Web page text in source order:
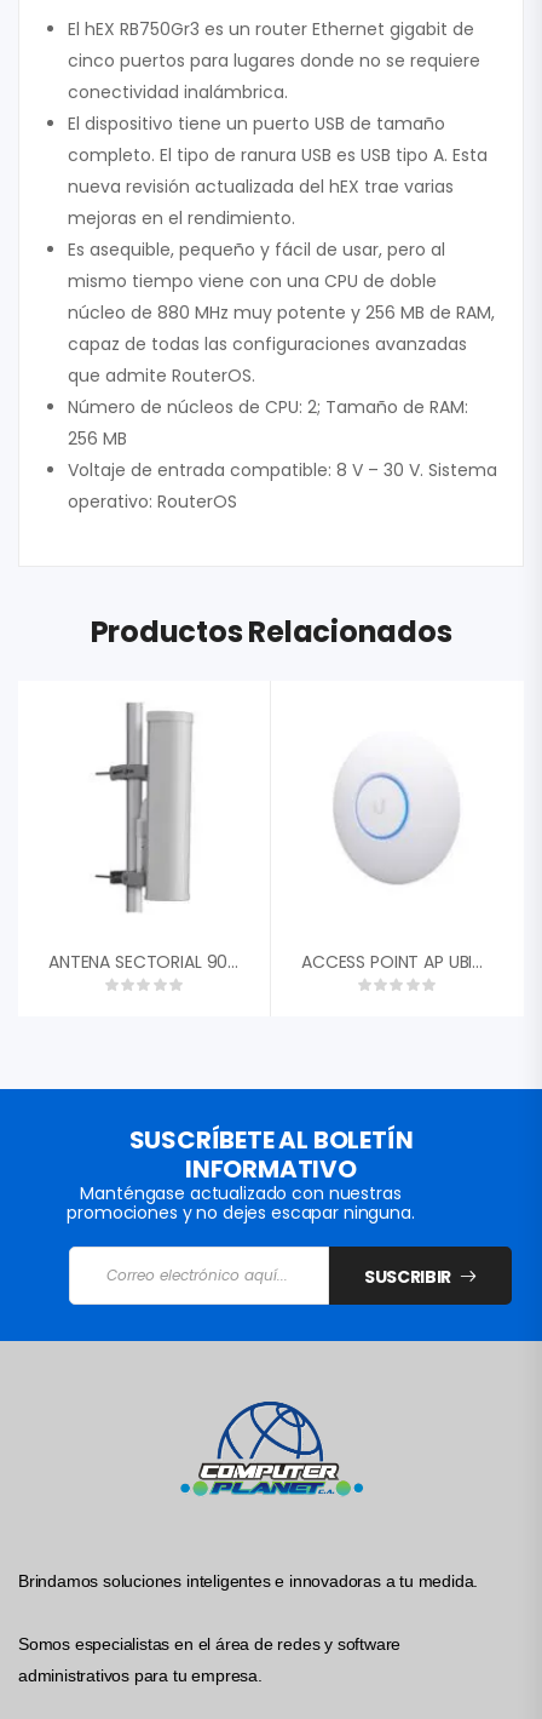
El hEX RB750Gr3 es un router Ethernet gigabit de
cinco puertos para lugares donde no se requiere
conectividad inalámbrica.
El dispositivo tiene un puerto USB de tamaño
completo. El tipo de ranura USB es USB tipo A. Esta
nueva revisión actualizada del hEX trae varias
mejoras en el rendimiento.
Es asequible, pequeño y fácil de usar, pero al
mismo tiempo viene con una CPU de doble
núcleo de 880 MHz muy potente y 256 MB de RAM,
capaz de todas las configuraciones avanzadas
que admite RouterOS.
Número de núcleos de CPU: 2; Tamaño de RAM:
256 MB
Voltaje de entrada compatible: 8 V – 30 V. Sistema
operativo: RouterOS
Productos Relacionados
ANTENA SECTORIAL 90-120 GRADOS 18DBI 4.9-5.97 GHZ 35DB CAMBIUM NETWORKS APMP5FA 2X CONECTOR RPSMA ACCESS POINT AP UBIQUITI U6-PRO WIFI 6 802.11AX PRO DUAL BAND 2.4GHZ 573MBPS 5GHZ 4.8G UNIFI 4X4 MIMO 6DBI 1X GIGABIT ETHERNET POE+ 300 CLIENTES
SUSCRÍBETE AL BOLETÍN
INFORMATIVO
Manténgase actualizado con nuestras
promociones y no dejes escapar ninguna.
SUSCRIBIR
Brindamos soluciones inteligentes e innovadoras a tu medida.
Somos especialistas en el área de redes y software
administrativos para tu empresa.